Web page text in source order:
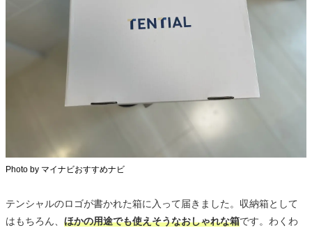
Photo by マイナビおすすめナビ
テンシャルのロゴが書かれた箱に入って届きました。収納箱として
はもちろん、 ほかの用途でも使えそうなおしゃれな箱です。わくわ